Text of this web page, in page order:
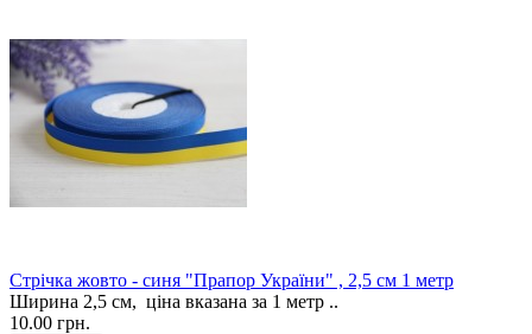
Стрічка жовто - синя "Прапор України" , 2,5 см 1 метр
Ширина 2,5 см, ціна вказана за 1 метр ..
10.00 грн.